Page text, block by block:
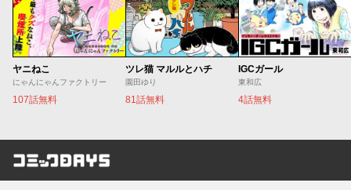
ヤニねこ
にゃんにゃんファクトリー
107話無料
ツレ猫 マルルとハチ
園田ゆり
81話無料
IGCガール
東和広
4話無料
コミックDAYS